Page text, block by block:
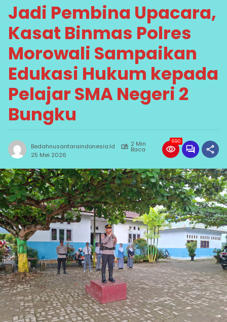
Jadi Pembina Upacara,
Kasat Binmas Polres
Morowali Sampaikan
Edukasi Hukum kepada
Pelajar SMA Negeri 2
Bungku
Bedahnusantaraindonesia.id 2 Min
Baca
25 Mei 2026
690